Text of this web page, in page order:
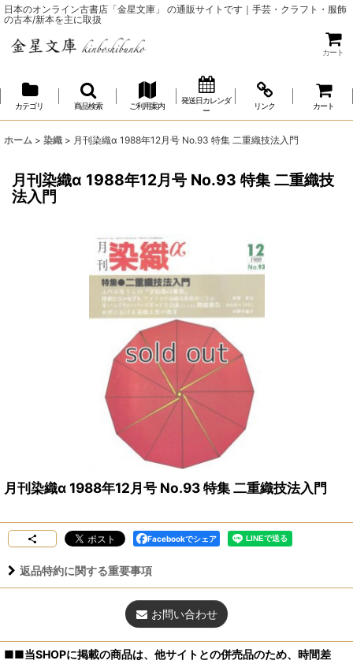
日本のオンライン古書店「金星文庫」 の通販サイトです｜手芸・クラフト・服飾
の古本/新本を主に取扱
カート
カテゴリ 商品検索 ご利用案内
発送日カレンダ
ー
リンク カート
ホーム > 染織 > 月刊染織α 1988年12月号 No.93 特集 二重織技法入門
月刊染織α 1988年12月号 No.93 特集 二重織技
法入門
月刊染織α 1988年12月号 No.93 特集 二重織技法入門
Facebookでシェア
返品特約に関する重要事項
お問い合わせ
■■当SHOPに掲載の商品は、他サイトとの併売品のため、時間差